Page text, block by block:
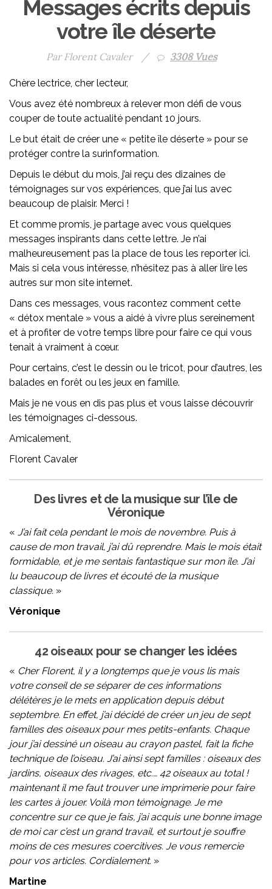
Messages écrits depuis
votre île déserte
Par Florent Cavaler / 3308 Vues
Chère lectrice, cher lecteur,
Vous avez été nombreux à relever mon défi de vous
couper de toute actualité pendant 10 jours.
Le but était de créer une « petite île déserte » pour se
protéger contre la surinformation.
Depuis le début du mois, j’ai reçu des dizaines de
témoignages sur vos expériences, que j’ai lus avec
beaucoup de plaisir. Merci !
Et comme promis, je partage avec vous quelques
messages inspirants dans cette lettre. Je n’ai
malheureusement pas la place de tous les reporter ici.
Mais si cela vous intéresse, n’hésitez pas à aller lire les
autres sur mon site internet.
Dans ces messages, vous racontez comment cette
« détox mentale » vous a aidé à vivre plus sereinement
et à profiter de votre temps libre pour faire ce qui vous
tenait à vraiment à cœur.
Pour certains, c’est le dessin ou le tricot, pour d’autres, les
balades en forêt ou les jeux en famille.
Mais je ne vous en dis pas plus et vous laisse découvrir
les témoignages ci-dessous.
Amicalement,
Florent Cavaler
Des livres et de la musique sur l’île de
Véronique
« J’ai fait cela pendant le mois de novembre. Puis à
cause de mon travail, j’ai dû reprendre. Mais le mois était
formidable, et je me sentais fantastique sur mon île. J’ai
lu beaucoup de livres et écouté de la musique
classique. »
Véronique
42 oiseaux pour se changer les idées
« Cher Florent, il y a longtemps que je vous lis mais
votre conseil de se séparer de ces informations
délétères je le mets en application depuis début
septembre. En effet, j’ai décidé de créer un jeu de sept
familles des oiseaux pour mes petits-enfants. Chaque
jour j’ai dessiné un oiseau au crayon pastel, fait la fiche
technique de l’oiseau. J’ai ainsi sept familles : oiseaux des
jardins, oiseaux des rivages, etc.… 42 oiseaux au total !
maintenant il me faut trouver une imprimerie pour faire
les cartes à jouer. Voilà mon témoignage. Je me
concentre sur ce que je fais, j’ai acquis une bonne image
de moi car c’est un grand travail, et surtout je souffre
moins de ces mesures coercitives. Je vous remercie
pour vos articles. Cordialement. »
Martine